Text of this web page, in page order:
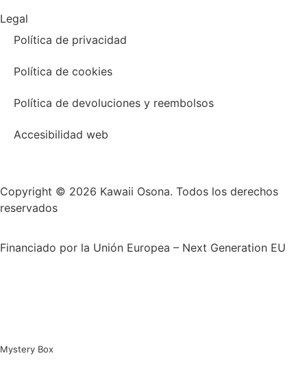
Legal
Política de privacidad
Política de cookies
Política de devoluciones y reembolsos
Accesibilidad web
Copyright © 2026 Kawaii Osona. Todos los derechos
reservados
Financiado por la Unión Europea – Next Generation EU
Mystery Box